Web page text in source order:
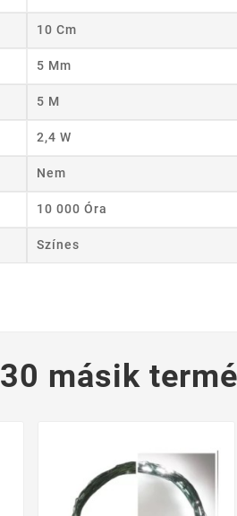
10 Cm
5 Mm
5 M
2,4 W
Nem
10 000 Óra
Színes
30 másik